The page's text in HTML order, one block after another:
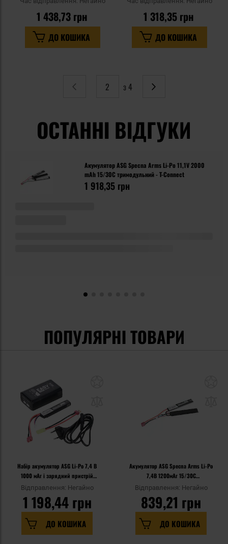
1 438,73 грн
ДО КОШИКА
1 318,35 грн
ДО КОШИКА
Сторінка
Попереднє
з 4
Сторінка
Наступне
ОСТАННІ ВІДГУКИ
Акумулятор ASG Specna Arms Li-Po 11,1V 2000
mAh 15/30C тримодульний - T-Connect
1 918,35 грн
ПОПУЛЯРНІ ТОВАРИ
Набір акумулятор ASG Li-Po 7,4 В
1000 мАг і зарядний пристрій
Specna Arms Easy
Відправлення: Негайно
1 198,44 грн
ДО КОШИКА
Акумулятор ASG Specna Arms Li-Po
7,4В 1200мАг 15/30C
двохмодульний - T-Connect
Відправлення: Негайно
839,21 грн
ДО КОШИКА